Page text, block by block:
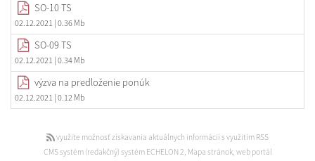
SO-10 TS
02.12.2021 | 0.36 Mb
SO-09 TS
02.12.2021 | 0.34 Mb
výzva na predloženie ponúk
02.12.2021 | 0.12 Mb
využite možnosť získavania aktuálnych informácií s využitím RSS
CMS systém (redakčný) systém ECHELON 2, Mapa stránok, web portál